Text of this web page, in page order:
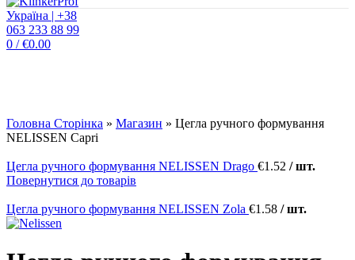
0 / €0.00
Головна Сторінка » Магазин » Цегла ручного формування
NELISSEN Capri
Цегла ручного формування NELISSEN Drago €1.52 / шт.
Повернутися до товарів
Цегла ручного формування NELISSEN Zola €1.58 / шт.